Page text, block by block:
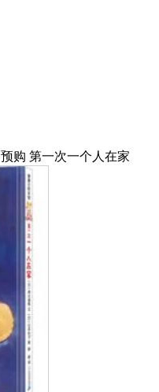
预购 第一次一个人在家